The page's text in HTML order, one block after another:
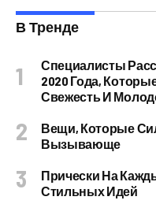
В Тренде
Специалисты
2020 Года,
Свежесть И
Вещи, Которые
Вызывающе
Прически На
Стильных Идей